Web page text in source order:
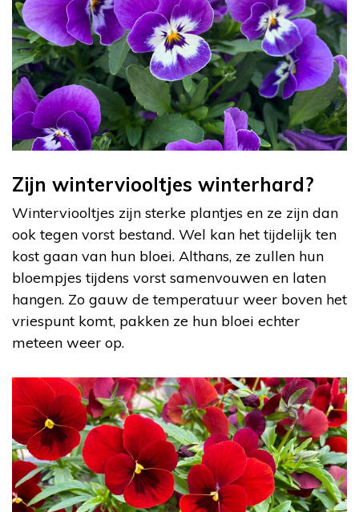
Zijn winterviooltjes winterhard?
Winterviooltjes zijn sterke plantjes en ze zijn dan
ook tegen vorst bestand. Wel kan het tijdelijk ten
kost gaan van hun bloei. Althans, ze zullen hun
bloempjes tijdens vorst samenvouwen en laten
hangen. Zo gauw de temperatuur weer boven het
vriespunt komt, pakken ze hun bloei echter
meteen weer op.